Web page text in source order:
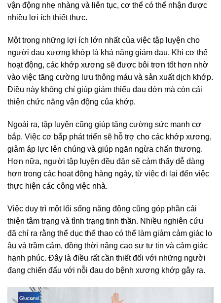
vận động nhẹ nhàng và liên tục, cơ thể có thể nhận được
nhiều lợi ích thiết thực.
Một trong những lợi ích lớn nhất của việc tập luyện cho
người đau xương khớp là khả năng giảm đau. Khi cơ thể
hoạt động, các khớp xương sẽ được bôi trơn tốt hơn nhờ
vào việc tăng cường lưu thông máu và sản xuất dịch khớp.
Điều này không chỉ giúp giảm thiểu đau đớn mà còn cải
thiện chức năng vận động của khớp.
Ngoài ra, tập luyện cũng giúp tăng cường sức mạnh cơ
bắp. Việc cơ bắp phát triển sẽ hỗ trợ cho các khớp xương,
giảm áp lực lên chúng và giúp ngăn ngừa chấn thương.
Hơn nữa, người tập luyện đều đặn sẽ cảm thấy dễ dàng
hơn trong các hoạt động hàng ngày, từ việc đi lại đến việc
thực hiện các công việc nhà.
Việc duy trì một lối sống năng động cũng góp phần cải
thiện tâm trạng và tình trạng tinh thần. Nhiều nghiên cứu
đã chỉ ra rằng thể dục thể thao có thể làm giảm cảm giác lo
âu và trầm cảm, đồng thời nâng cao sự tự tin và cảm giác
hạnh phúc. Đây là điều rất cần thiết đối với những người
đang chiến đấu với nỗi đau do bệnh xương khớp gây ra.